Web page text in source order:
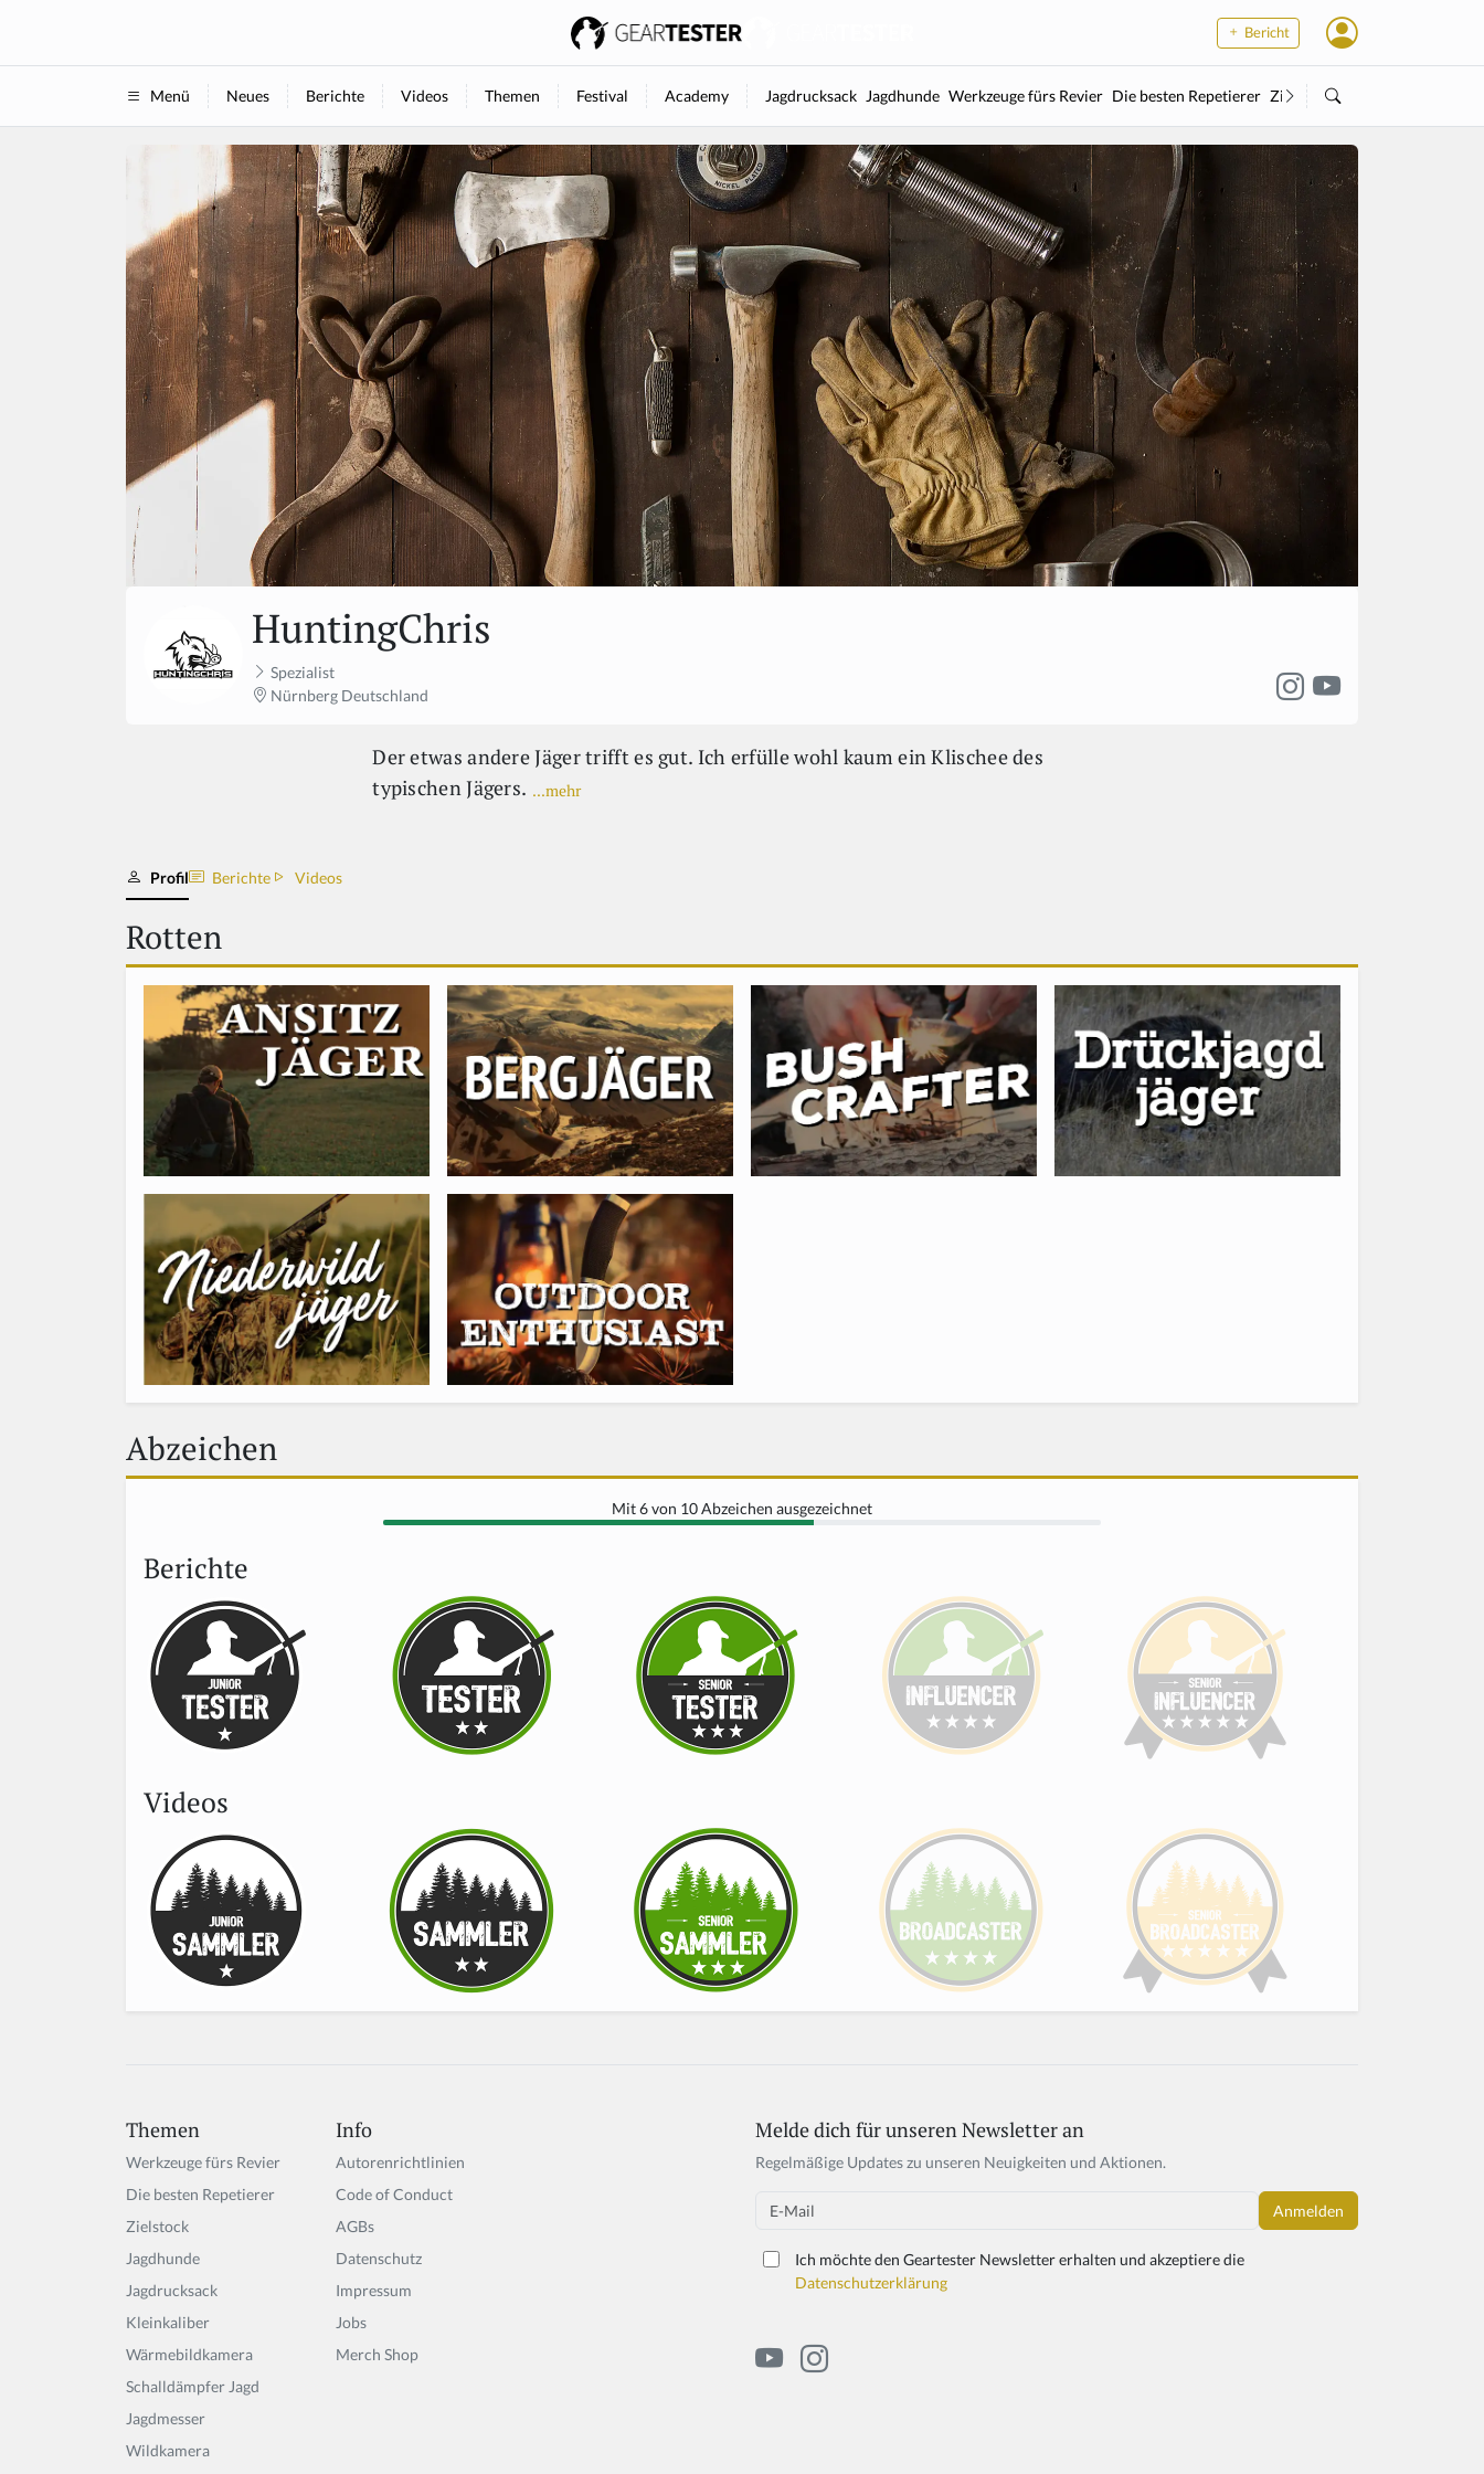
Bericht
Menü Neues Berichte Videos Themen Festival Academy Jagdrucksack Jagdhunde Werkzeuge fürs Revier Die besten Repetierer Zielstock
HuntingChris
Spezialist
Nürnberg Deutschland
Der etwas andere Jäger trifft es gut. Ich erfülle wohl kaum ein Klischee des
typischen Jägers. ...mehr
Profil Berichte Videos
Rotten
Abzeichen
Mit 6 von 10 Abzeichen ausgezeichnet
Berichte
Videos
Themen
Werkzeuge fürs Revier
Die besten Repetierer
Zielstock
Jagdhunde
Jagdrucksack
Kleinkaliber
Wärmebildkamera
Schalldämpfer Jagd
Jagdmesser
Wildkamera
Info
Autorenrichtlinien
Code of Conduct
AGBs
Datenschutz
Impressum
Jobs
Merch Shop
Melde dich für unseren Newsletter an
Regelmäßige Updates zu unseren Neuigkeiten und Aktionen.
Email
Ich möchte den Geartester Newsletter erhalten und akzeptiere die
Datenschutzerklärung